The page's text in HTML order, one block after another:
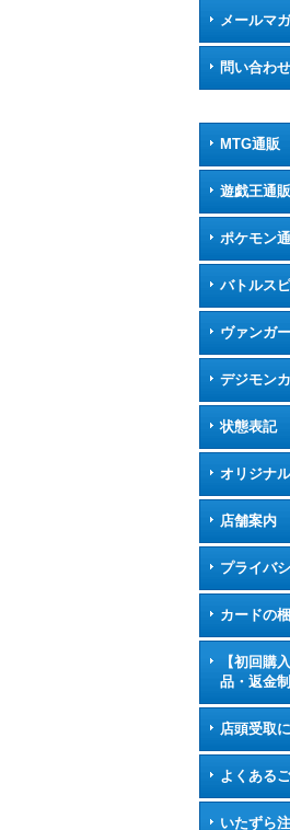
メールマ
問い合わせ
MTG通販
遊戯王通販
ポケモン
バトルス
ヴァンガ
デジモン
状態表記
オリジナル
店舗案内
プライバ
カードの
【初回購
品・返金
店頭受取
よくある
いたずら